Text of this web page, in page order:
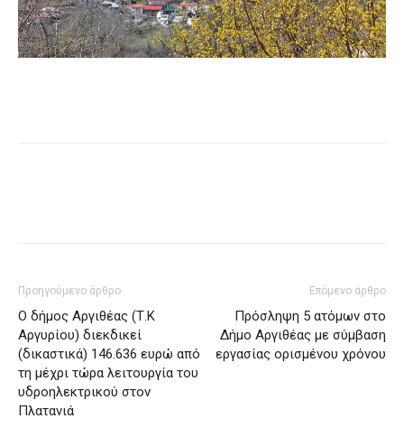
Προηγούμενο άρθρο
Ο δήμος Αργιθέας (Τ.Κ
Αργυρίου) διεκδικεί
(δικαστικά) 146.636 ευρώ από
τη μέχρι τώρα λειτουργία του
υδροηλεκτρικού στον
Πλατανιά
Επόμενο άρθρο
Πρόσληψη 5 ατόμων στο
Δήμο Αργιθέας με σύμβαση
εργασίας ορισμένου χρόνου